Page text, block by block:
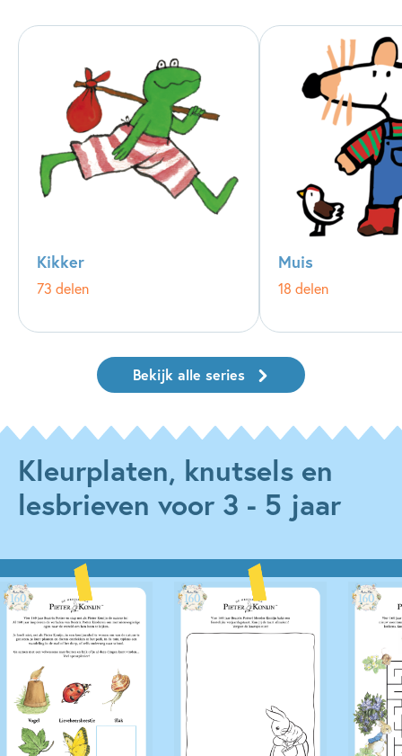
Kikker
73 delen
Muis
18 delen
Bekijk alle series
Kleurplaten, knutsels en
lesbrieven voor 3 - 5 jaar